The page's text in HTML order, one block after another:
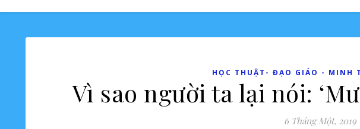
HỌC THUẬT- ĐẠO GIÁO - MINH
Vì sao người ta lại nói:
6 Tháng Một, 2019